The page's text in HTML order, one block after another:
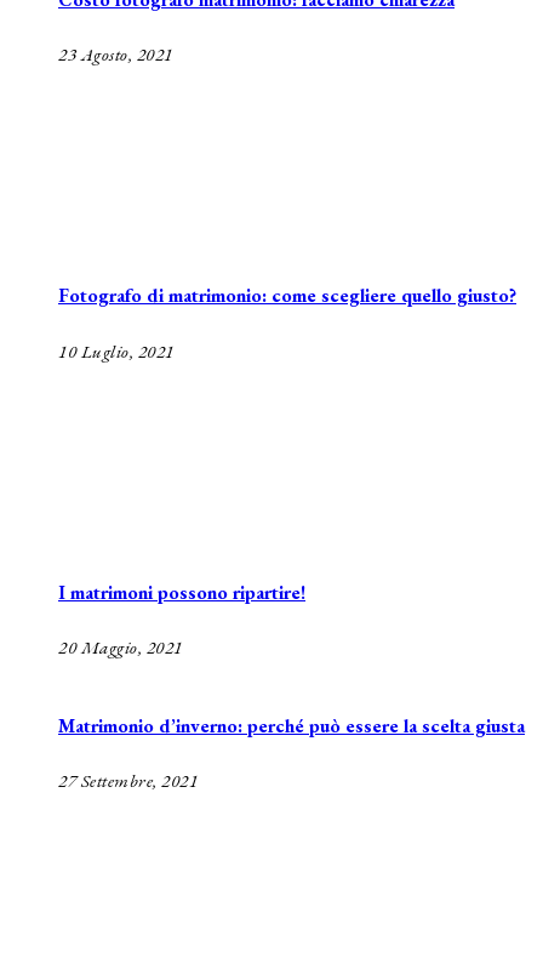
23 Agosto, 2021
Fotografo di matrimonio: come scegliere quello giusto?
10 Luglio, 2021
I matrimoni possono ripartire!
20 Maggio, 2021
Matrimonio d’inverno: perché può essere la scelta giusta
27 Settembre, 2021